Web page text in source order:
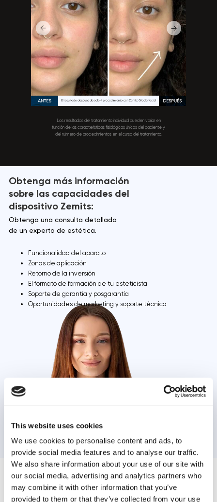
This website uses cookies
We use cookies to personalise content and ads, to
provide social media features and to analyse our traffic.
We also share information about your use of our site with
our social media, advertising and analytics partners who
may combine it with other information that you’ve
provided to them or that they’ve collected from your use
Los resultados del tratamiento individual pueden variar en
función de las características fisiológicas únicas del paciente y
del número de procedimientos en el curso del tratamiento.
Obtenga más información
sobre las capacidades del
dispositivo Zemits:
Obtenga una consulta detallada
de un experto de estética.
Funcionalidad del aparato
Zonas de aplicación
Retorno de la inversión
El formato de formación de tu esteticista
Soporte de garantía y posgarantía
Oportunidades de marketing y soporte técnico
Haz los tratamientos de estética